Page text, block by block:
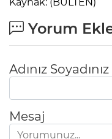
Yorum
Adınız Soyadınız
Mesaj